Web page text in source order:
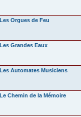
Les Orgues de Feu
Les Grandes Eaux
Les Automates Musiciens
Le Chemin de la Mémoire